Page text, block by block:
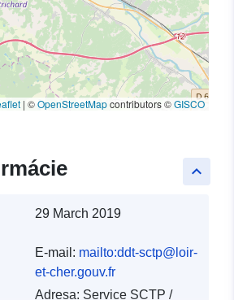
| ©OpenStreetMapcontributors ©GISCO
keyboard_arrow_up
29 March 2019
E-mail: mailto:ddt-sctp@loir-
et-cher.gouv.fr
Adresa: Service SCTP /